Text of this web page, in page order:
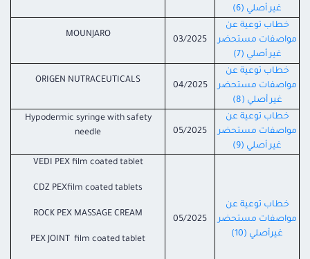
غير أصلي (6)
خطاب توعية عن
مواصفات مستحضر
غير أصلي (7)
03/2025
MOUNJARO
خطاب توعية عن
مواصفات مستحضر
غير أصلي (8)
04/2025
ORIGEN NUTRACEUTICALS
خطاب توعية عن
مواصفات مستحضر
غير أصلي (9)
05/2025
Hypodermic syringe with safety
needle
خطاب توعية عن
مواصفات مستحضر
غيرأصلي (10)
05/2025
VEDI PEX film coated tablet
CDZ PEXfilm coated tablets
ROCK PEX MASSAGE CREAM
PEX JOINT film coated tablet